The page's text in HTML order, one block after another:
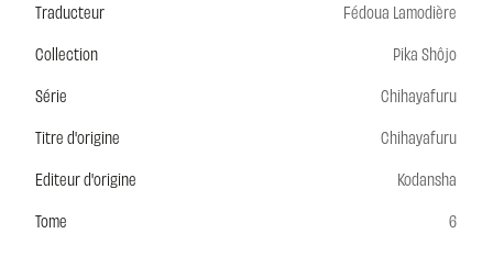
Traducteur
Fédoua Lamodière
Collection
Pika Shôjo
Série
Chihayafuru
Titre d'origine
Chihayafuru
Editeur d'origine
Kodansha
Tome
6